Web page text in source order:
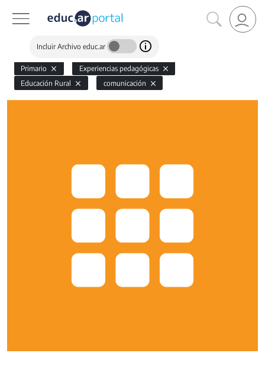
Incluir Archivo educ.ar
Primario
Experiencias pedagógicas
Educación Rural
comunicación